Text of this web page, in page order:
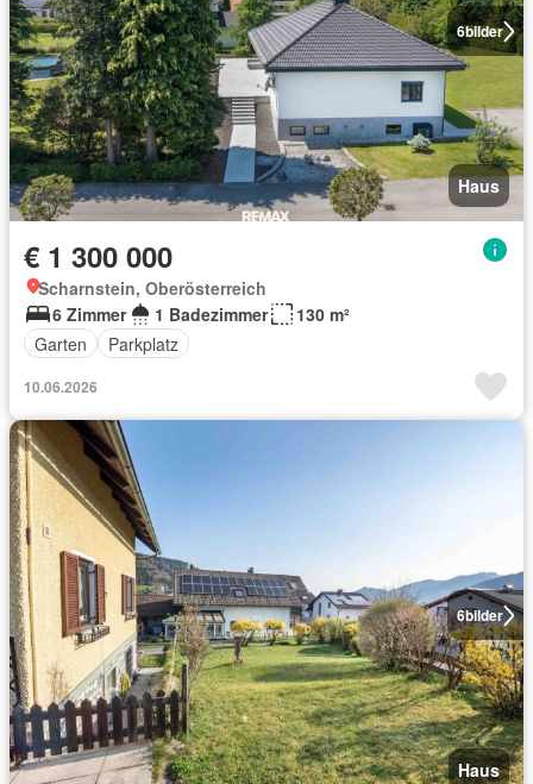
6bilder
Haus
€ 1 300 000
Scharnstein, Oberösterreich
6 Zimmer
1 Badezimmer
130 m²
Garten
Parkplatz
10.06.2026
6bilder
Haus